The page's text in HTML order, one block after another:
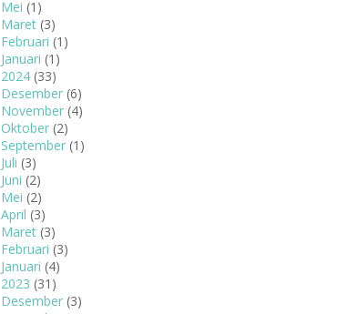
Mei (1)
Maret (3)
Februari (1)
Januari (1)
2024 (33)
Desember (6)
November (4)
Oktober (2)
September (1)
Juli (3)
Juni (2)
Mei (2)
April (3)
Maret (3)
Februari (3)
Januari (4)
2023 (31)
Desember (3)